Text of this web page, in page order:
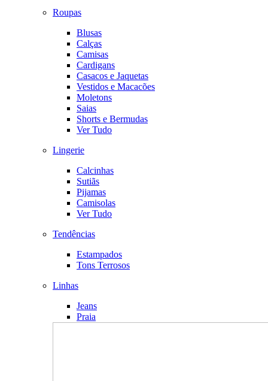
Roupas
Blusas
Calças
Camisas
Cardigans
Casacos e Jaquetas
Vestidos e Macacões
Moletons
Saias
Shorts e Bermudas
Ver Tudo
Lingerie
Calcinhas
Sutiãs
Pijamas
Camisolas
Ver Tudo
Tendências
Estampados
Tons Terrosos
Linhas
Jeans
Praia